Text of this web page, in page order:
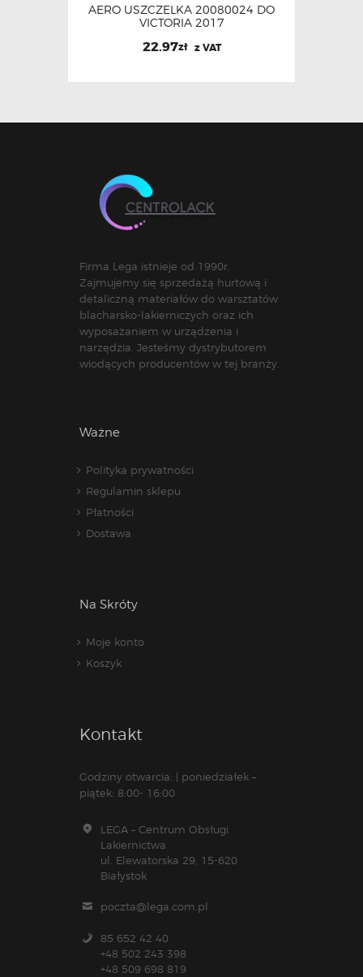
AERO USZCZELKA 20080024 DO
VICTORIA 2017
22.97zł z VAT
Firma Lega istnieje od 1990r.
Zajmujemy się sprzedażą hurtową i
detaliczną materiałów do warsztatów
blacharsko-lakierniczych oraz ich
wyposażaniem w urządzenia i
narzędzia. Jesteśmy dystrybutorem
wiodących producentów w tej branży.
Ważne
Polityka prywatności
Regulamin sklepu
Płatności
Dostawa
Na Skróty
Moje konto
Koszyk
Kontakt
Godziny otwarcia: | poniedziałek –
piątek: 8:00- 16:00
LEGA – Centrum Obsługi
Lakiernictwa
ul. Elewatorska 29, 15-620
Białystok
poczta@lega.com.pl
85 652 42 40
+48 502 243 398
+48 509 698 819